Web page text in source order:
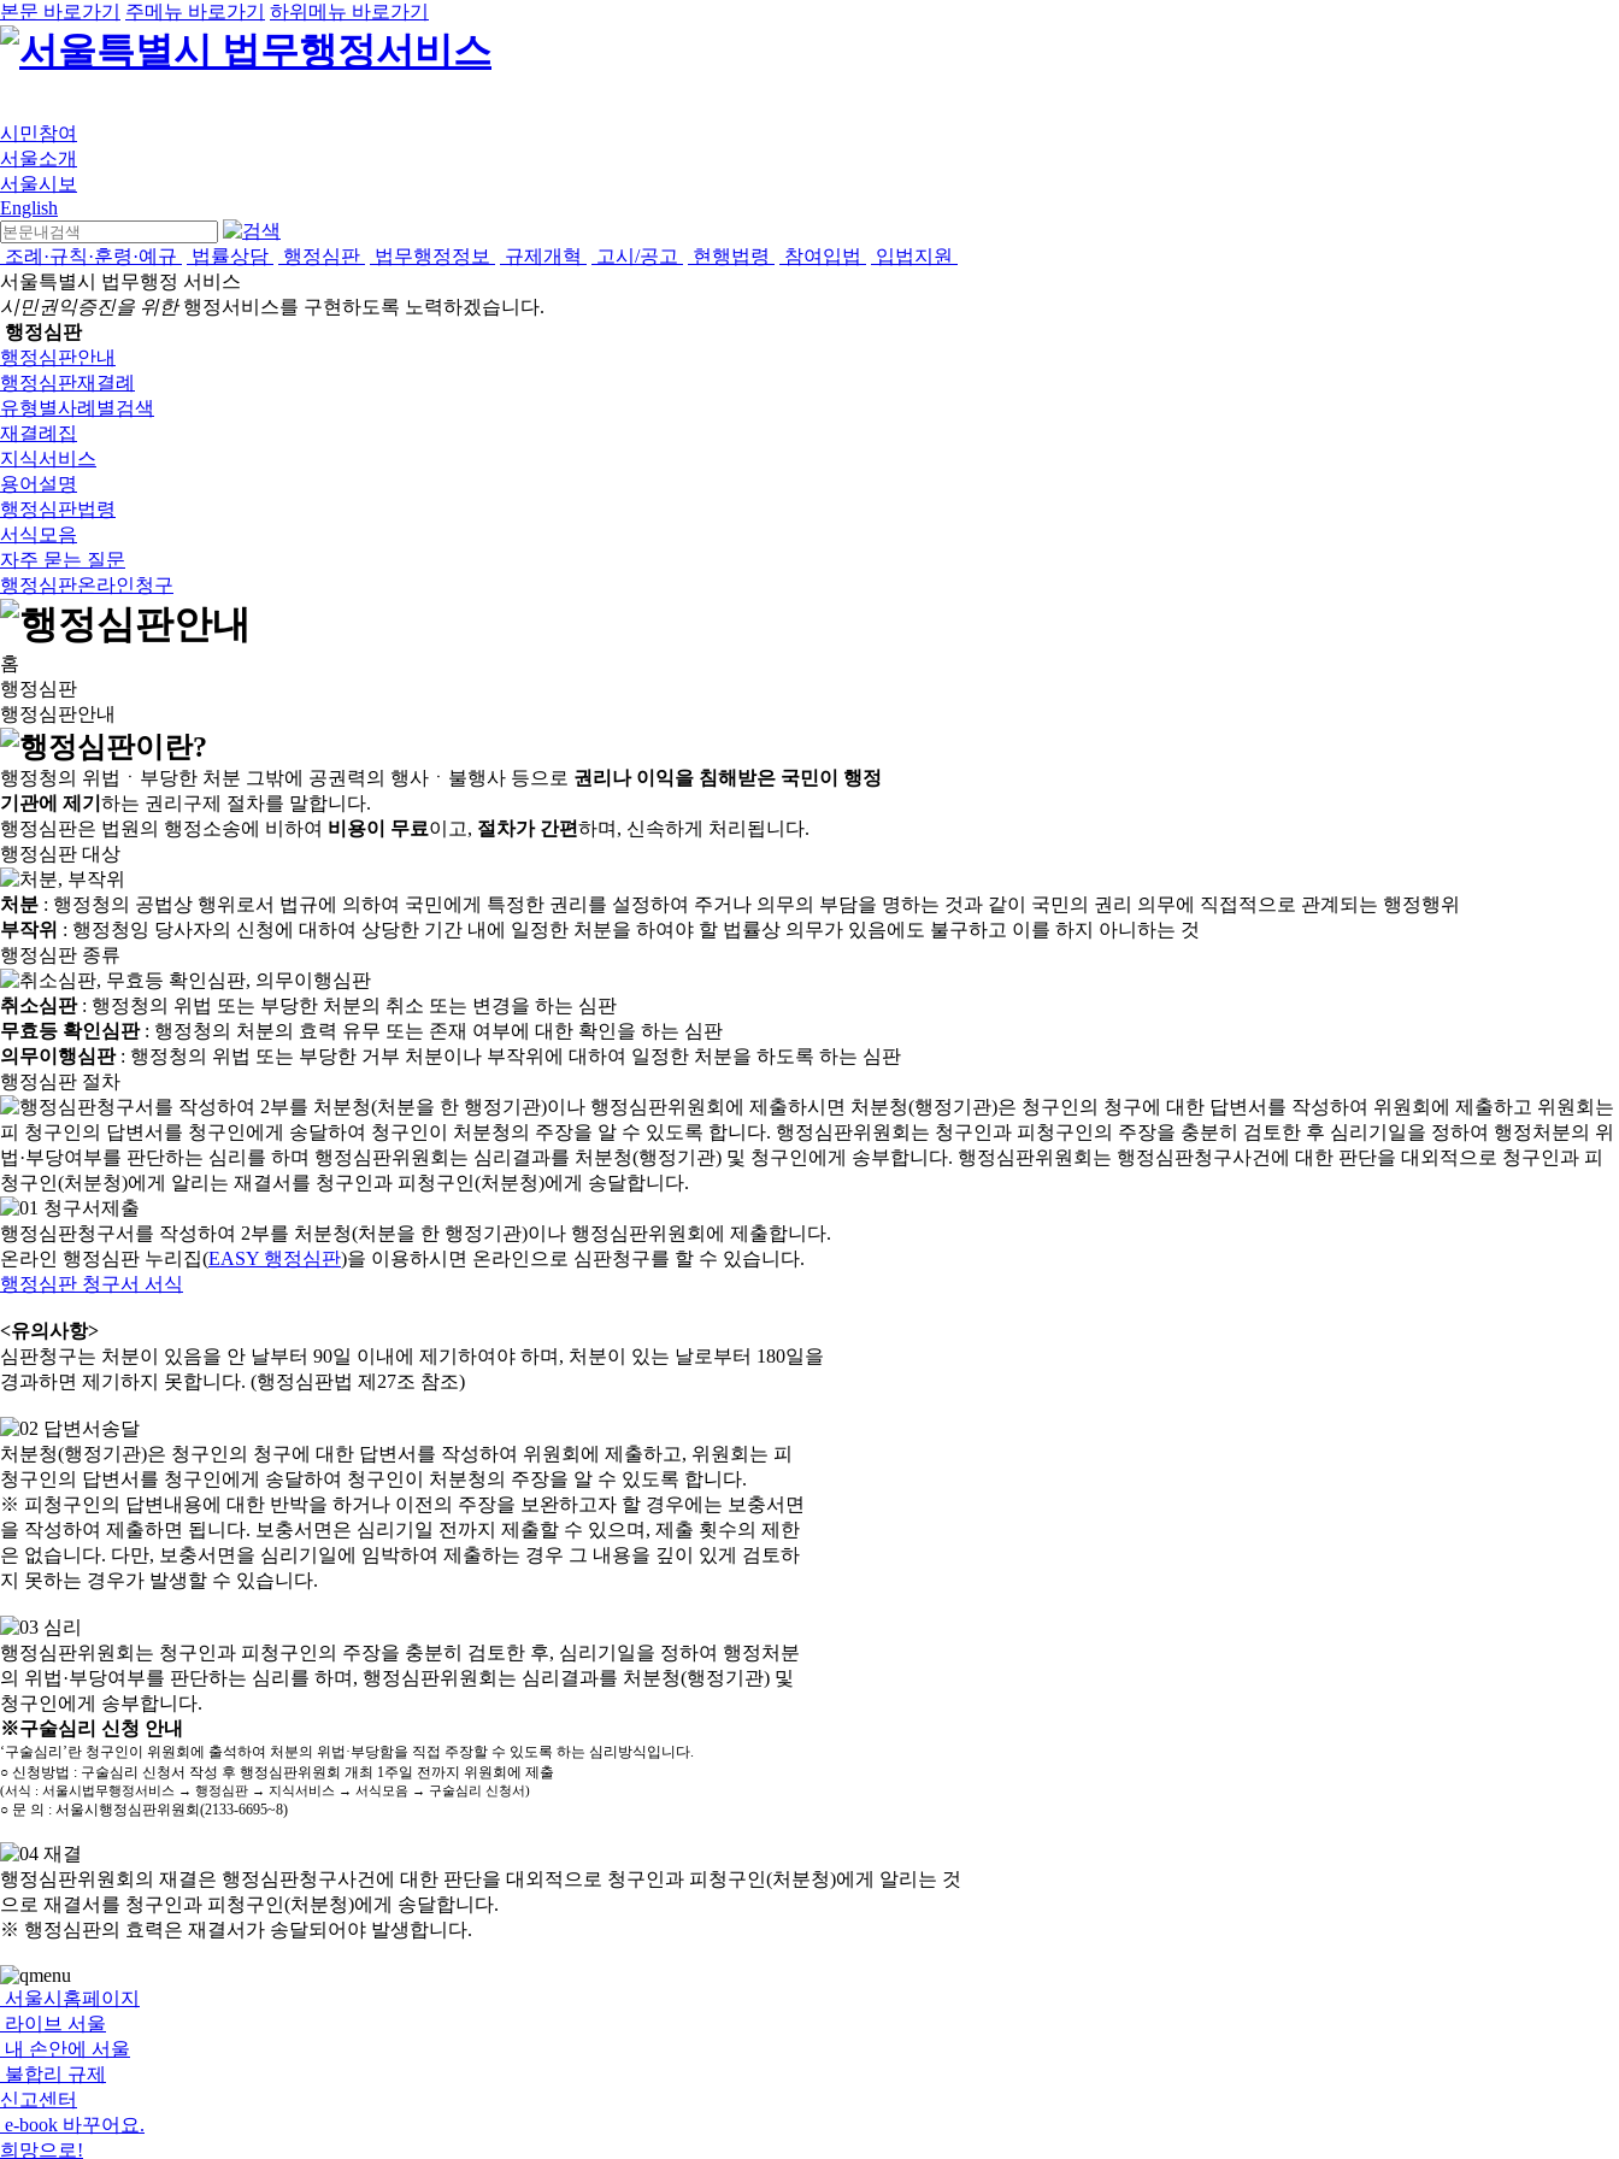
본문 바로가기 주메뉴 바로가기 하위메뉴 바로가기
시민참여
서울소개
서울시보
English
조례·규칙·훈령·예규 법률상담 행정심판 법무행정정보 규제개혁 고시/공고 현행법령 참여입법
입법지원
서울특별시 법무행정 서비스
시민권익증진을 위한행정서비스를 구현하도록 노력하겠습니다.
행정심판
행정심판안내
행정심판재결례
유형별사례별검색
재결례집
지식서비스
용어설명
행정심판법령
서식모음
자주 묻는 질문
행정심판온라인청구
홈
행정심판
행정심판안내
행정청의 위법ㆍ부당한 처분 그밖에 공권력의 행사ㆍ불행사 등으로 권리나 이익을 침해받은 국민이 행정
기관에 제기 하는 권리구제 절차를 말합니다.
행정심판은 법원의 행정소송에 비하여 비용이 무료이고, 절차가 간편하며, 신속하게 처리됩니다.
행정심판 대상
처분 : 행정청의 공법상 행위로서 법규에 의하여 국민에게 특정한 권리를 설정하여 주거나 의무의 부담을 명하는 것과 같이 국민의 권리 의무에 직접적으로 관계되는 행정행위
부작위 : 행정청잉 당사자의 신청에 대하여 상당한 기간 내에 일정한 처분을 하여야 할 법률상 의무가 있음에도 불구하고 이를 하지 아니하는 것
행정심판 종류
취소심판: 행정청의 위법 또는 부당한 처분의 취소 또는 변경을 하는 심판
무효등 확인심판: 행정청의 처분의 효력 유무 또는 존재 여부에 대한 확인을 하는 심판
의무이행심판: 행정청의 위법 또는 부당한 거부 처분이나 부작위에 대하여 일정한 처분을 하도록 하는 심판
행정심판 절차
행정심판청구서를 작성하여 2부를 처분청(처분을 한 행정기관)이나 행정심판위원회에 제출합니다.
온라인 행정심판 누리집(EASY 행정심판)을 이용하시면 온라인으로 심판청구를 할 수 있습니다.
행정심판 청구서 서식
<유의사항>
심판청구는 처분이 있음을 안 날부터 90일 이내에 제기하여야 하며, 처분이 있는 날로부터 180일을
경과하면 제기하지 못합니다. (행정심판법 제27조 참조)
처분청(행정기관)은 청구인의 청구에 대한 답변서를 작성하여 위원회에 제출하고, 위원회는 피
청구인의 답변서를 청구인에게 송달하여 청구인이 처분청의 주장을 알 수 있도록 합니다.
※ 피청구인의 답변내용에 대한 반박을 하거나 이전의 주장을 보완하고자 할 경우에는 보충서면
을 작성하여 제출하면 됩니다. 보충서면은 심리기일 전까지 제출할 수 있으며, 제출 횟수의 제한
은 없습니다. 다만, 보충서면을 심리기일에 임박하여 제출하는 경우 그 내용을 깊이 있게 검토하
지 못하는 경우가 발생할 수 있습니다.
행정심판위원회는 청구인과 피청구인의 주장을 충분히 검토한 후, 심리기일을 정하여 행정처분
의 위법·부당여부를 판단하는 심리를 하며, 행정심판위원회는 심리결과를 처분청(행정기관) 및
청구인에게 송부합니다.
※구술심리 신청 안내
‘구술심리’란 청구인이 위원회에 출석하여 처분의 위법·부당함을 직접 주장할 수 있도록 하는 심리방식입니다.
○ 신청방법 : 구술심리 신청서 작성 후 행정심판위원회 개최 1주일 전까지 위원회에 제출
(서식 : 서울시법무행정서비스 → 행정심판 → 지식서비스 → 서식모음 → 구술심리 신청서)
○ 문 의 : 서울시행정심판위원회(2133-6695~8)
행정심판위원회의 재결은 행정심판청구사건에 대한 판단을 대외적으로 청구인과 피청구인(처분청)에게 알리는 것
으로 재결서를 청구인과 피청구인(처분청)에게 송달합니다.
※ 행정심판의 효력은 재결서가 송달되어야 발생합니다.
서울시홈페이지
라이브 서울
내 손안에 서울
불합리 규제
신고센터
e-book 바꾸어요.
희망으로!